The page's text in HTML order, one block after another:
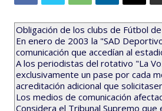
Obligación de los clubs de Fútbol
En enero de 2003 la "SAD
comunicación que accedían al
A los periodistas del rotativo "La
exclusivamente un pase por cada
acreditación adicional que
Los medios de comunicación
Considera el Tribunal Supremo